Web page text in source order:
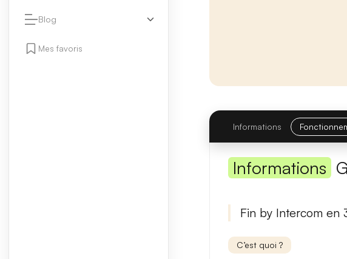
Blog
Mes favoris
Latence 1re
Contexte
[TEST]
5 juillet 2026
Informations
Informations
Fin by Intercom en
C’est quoi ?